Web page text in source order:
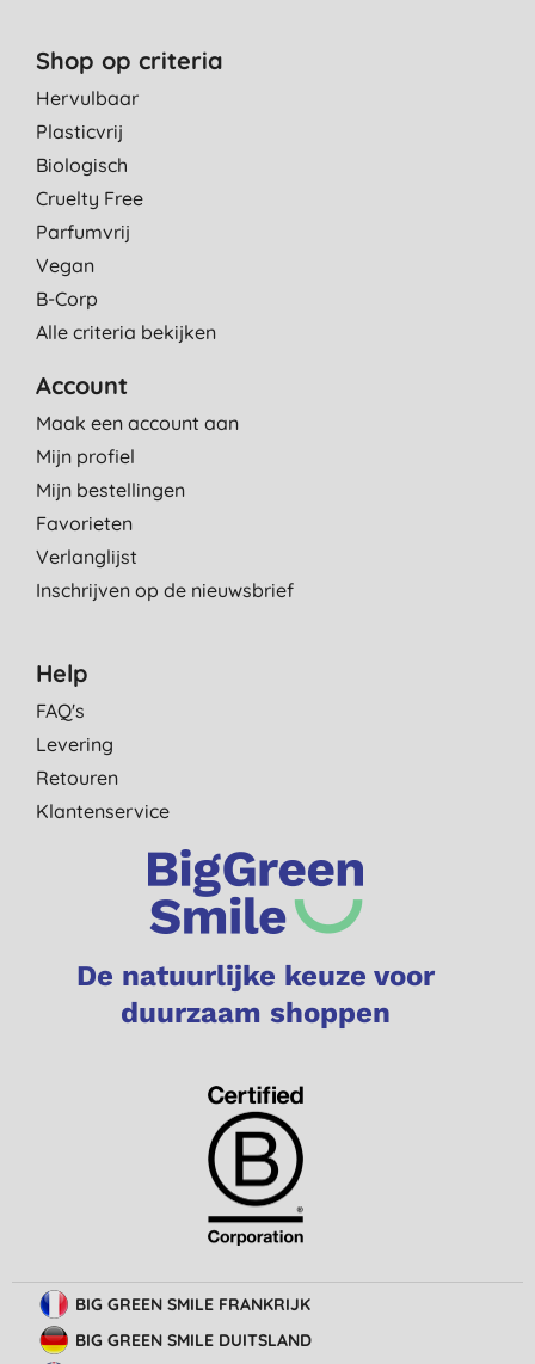
Shop op criteria
Hervulbaar
Plasticvrij
Biologisch
Cruelty Free
Parfumvrij
Vegan
B-Corp
Alle criteria bekijken
Account
Maak een account aan
Mijn profiel
Mijn bestellingen
Favorieten
Verlanglijst
Inschrijven op de nieuwsbrief
Help
FAQ's
Levering
Retouren
Klantenservice
De natuurlijke keuze voor
duurzaam shoppen
BIG GREEN SMILE FRANKRIJK
BIG GREEN SMILE DUITSLAND